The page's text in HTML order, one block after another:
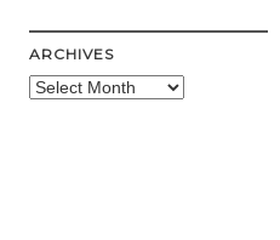
ARCHIVES
Archives